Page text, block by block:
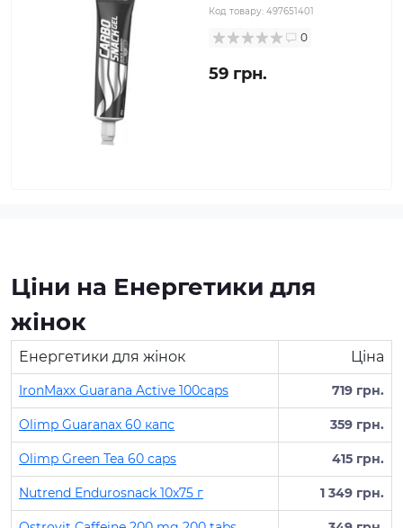
Код товару: 497651401
0
59 грн.
Ціни на Енергетики для
жінок
Енергетики для жінок Ціна
IronMaxx Guarana Active 100caps 719 грн.
Olimp Guaranax 60 капс 359 грн.
Olimp Green Tea 60 caps 415 грн.
Nutrend Endurosnack 10х75 г 1 349 грн.